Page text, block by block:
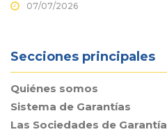
07/07/2026
Secciones principales
Quiénes somos
Sistema de Garantías
Las Sociedades de Garantía